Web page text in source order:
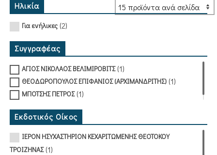
Ηλικία
Για ενήλικες (2)
Συγγραφέας
ΑΓΙΟΣ ΝΙΚΟΛΑΟΣ ΒΕΛΙΜΙΡΟΒΙΤΣ(1)
ΘΕΟΔΩΡΟΠΟΥΛΟΣ ΕΠΙΦΑΝΙΟΣ (ΑΡΧΙΜΑΝΔΡΙΤΗΣ) (1)
ΜΠΟΤΣΗΣ ΠΕΤΡΟΣ(1)
Εκδοτικός Οίκος
ΙΕΡΟΝ ΗΣΥΧΑΣΤΗΡΙΟΝ ΚΕΧΑΡΙΤΩΜΕΝΗΣ ΘΕΟΤΟΚΟΥ
ΤΡΟΙΖΗΝΑΣ(1)